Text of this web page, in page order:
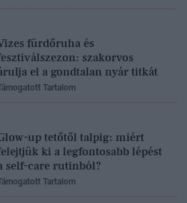
fürdőruha és
szakorvos
el a gondtalan nyár titkát
Tartalom
up tetőtől talpig: miért
ki a legfontosabb lépést
self-care rutinból?
Tartalom